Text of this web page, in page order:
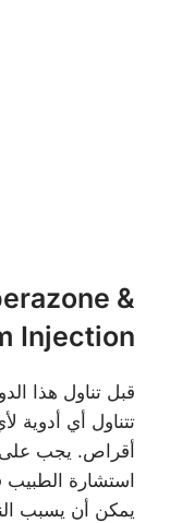
Injection
قبل تناول هذا
تتناول أي أدوية
أقراص. يجب على
استشارة
يمكن أن يسبب